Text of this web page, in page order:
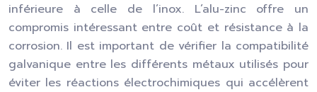
inférieure à celle de l’inox. L’alu-zinc offre un
compromis intéressant entre coût et résistance à la
corrosion. Il est important de vérifier la compatibilité
galvanique entre les différents métaux utilisés pour
éviter les réactions électrochimiques qui accélèrent